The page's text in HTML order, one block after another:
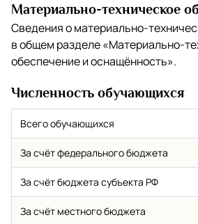
Материально-техническое
Сведения о материально-
в общем разделе«Материально-
обеспечение и оснащённость».
Численность обучающихся
Всего обучающихся
За счёт федерального бюджета
За счёт бюджета субъекта РФ
За счёт местного бюджета